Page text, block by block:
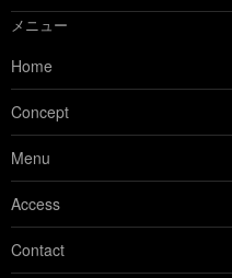
メニュー
Home
Concept
Menu
Access
Contact